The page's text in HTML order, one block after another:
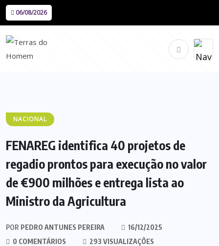
06/08/2026
NACIONAL
FENAREG identifica 40 projetos de
regadio prontos para execução no valor
de €900 milhões e entrega lista ao
Ministro da Agricultura
POR PEDRO ANTUNES PEREIRA
16/12/2025
0 COMENTÁRIOS
293 VISUALIZAÇÕES